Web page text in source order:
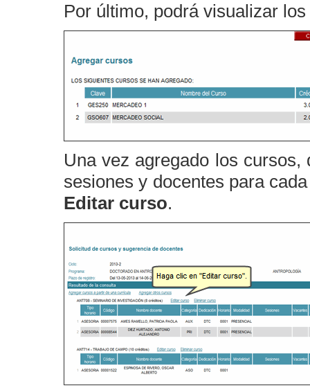
Por último, podrá visualizar
Una vez agregado los
sesiones y docentes para
Editar curso.